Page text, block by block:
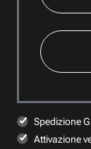
Spedizione
Attivazione